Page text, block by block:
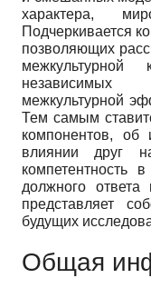
характера,
Подчеркивается
позволяющих
независимых
межкультурной
Тем самым
компонентов, об
влиянии друг
должного
представляет
будущих
Общая